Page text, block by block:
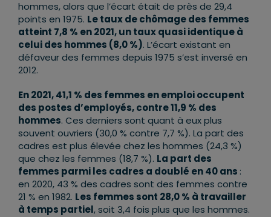
hommes, alors que l’écart était de près de 29,4
points en 1975. Le taux de chômage des femmes
atteint 7,8 % en 2021, un taux quasi identique à
celui des hommes (8,0 %). L’écart existant en
défaveur des femmes depuis 1975 s’est inversé en
2012.
En 2021, 41,1 % des femmes en emploi occupent
des postes d’employés, contre 11,9 % des
hommes. Ces derniers sont quant à eux plus
souvent ouvriers (30,0 % contre 7,7 %). La part des
cadres est plus élevée chez les hommes (24,3 %)
que chez les femmes (18,7 %). La part des
femmes parmi les cadres a doublé en 40 ans :
en 2020, 43 % des cadres sont des femmes contre
21 % en 1982. Les femmes sont 28,0 % à travailler
à temps partiel, soit 3,4 fois plus que les hommes.